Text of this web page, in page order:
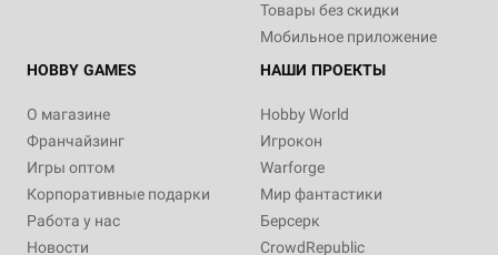
Товары без скидки
Мобильное приложение
HOBBY GAMES
О магазине
Франчайзинг
Игры оптом
Корпоративные подарки
Работа у нас
Новости
НАШИ ПРОЕКТЫ
Hobby World
Игрокон
Warforge
Мир фантастики
Берсерк
CrowdRepublic